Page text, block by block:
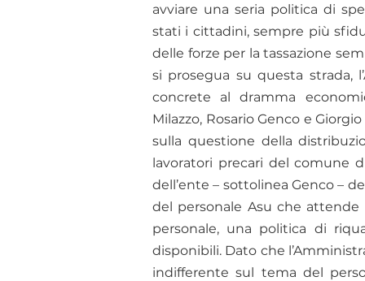
avviare una seria politica di
stati i cittadini, sempre più
delle forze per la tassazione
si prosegua su questa strada,
concrete al dramma
Milazzo, Rosario Genco e
sulla questione della
lavoratori precari del comune
dell’ente – sottolinea Genco –
del personale Asu che attende
personale, una politica di
disponibili. Dato che
indifferente sul tema del